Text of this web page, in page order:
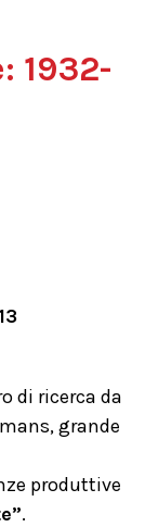
1932-
di ricerca da
grande
produttive
.